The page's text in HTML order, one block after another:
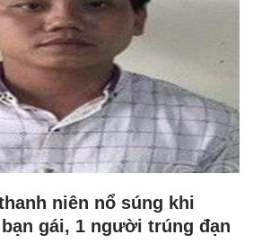
niên nổ súng khi
gái, 1 người trúng đạn